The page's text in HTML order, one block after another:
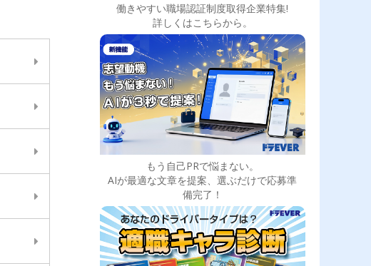
働きやすい職場認証制度取得企業特集!
詳しくはこちらから。
もう自己PRで悩まない。
AIが最適な文章を提案、選ぶだけで応募準
備完了！